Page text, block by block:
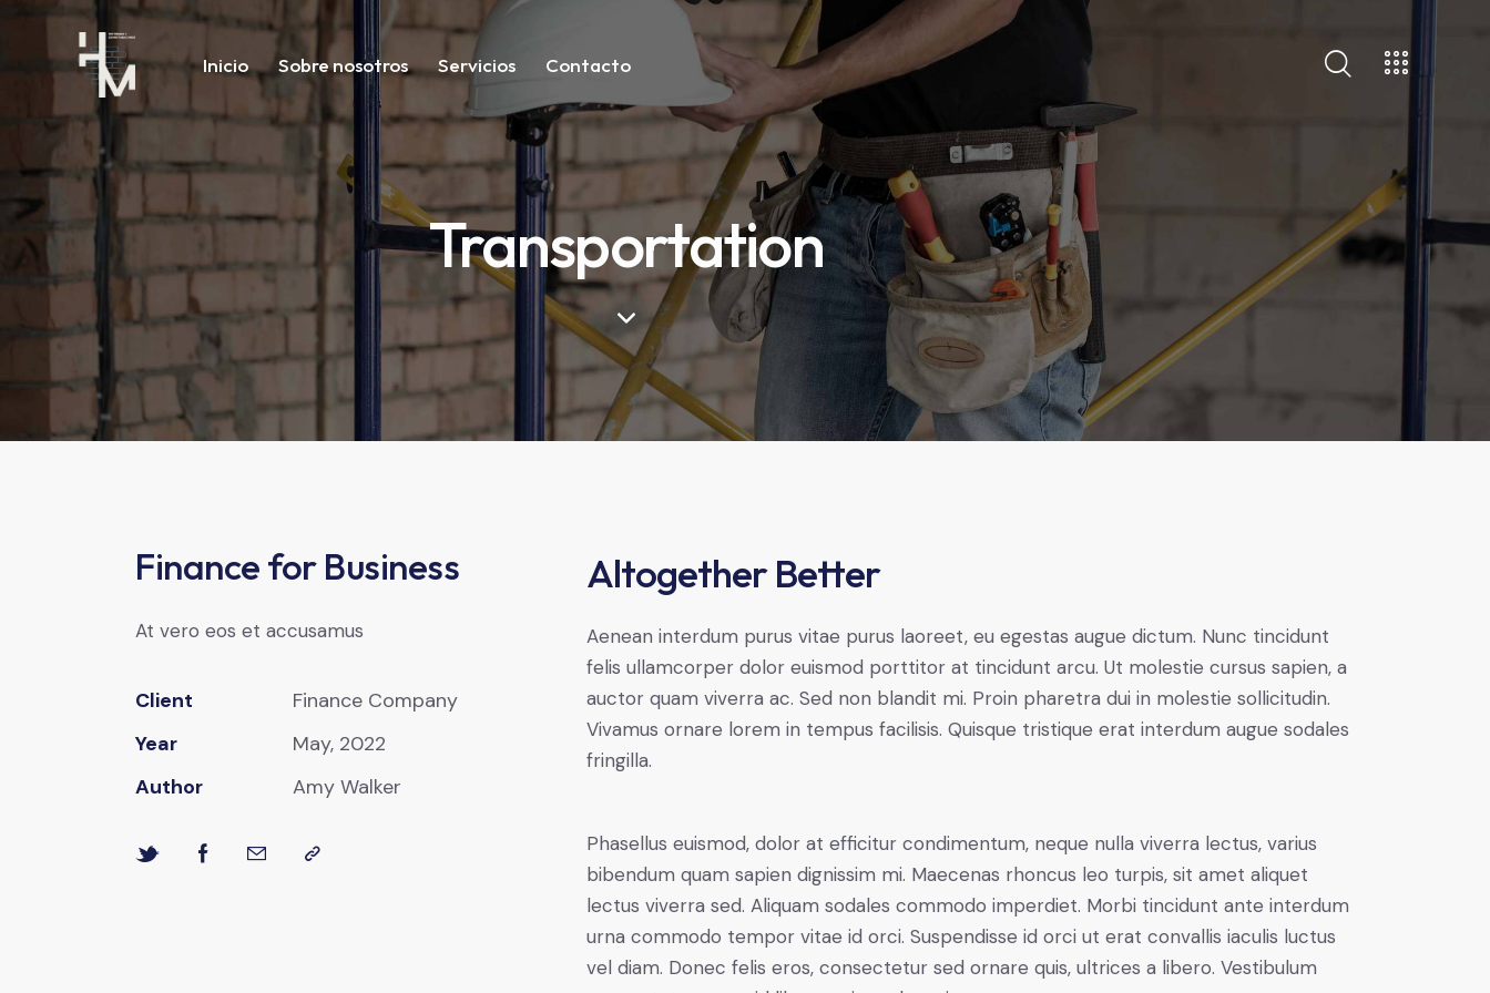
Inicio Sobre nosotros Servicios Contacto
Transportation
Finance for Business
At vero eos et accusamus
Client
Finance Company
Year
May, 2022
Author
Amy Walker
Altogether Better
Aenean interdum purus vitae purus laoreet, eu egestas augue dictum. Nunc tincidunt
felis ullamcorper dolor euismod porttitor at tincidunt arcu. Ut molestie cursus sapien, a
auctor quam viverra ac. Sed non blandit mi. Proin pharetra dui in molestie sollicitudin.
Vivamus ornare lorem in tempus facilisis. Quisque tristique erat interdum augue sodales
fringilla.
Phasellus euismod, dolor at efficitur condimentum, neque nulla viverra lectus, varius
bibendum quam sapien dignissim mi. Maecenas rhoncus leo turpis, sit amet aliquet
lectus viverra sed. Aliquam sodales commodo imperdiet. Morbi tincidunt ante interdum
urna commodo tempor vitae id orci. Suspendisse id orci ut erat convallis iaculis luctus
vel diam. Donec felis eros, consectetur sed ornare quis, ultrices a libero. Vestibulum